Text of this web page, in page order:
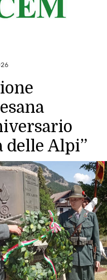
delle Alpi”